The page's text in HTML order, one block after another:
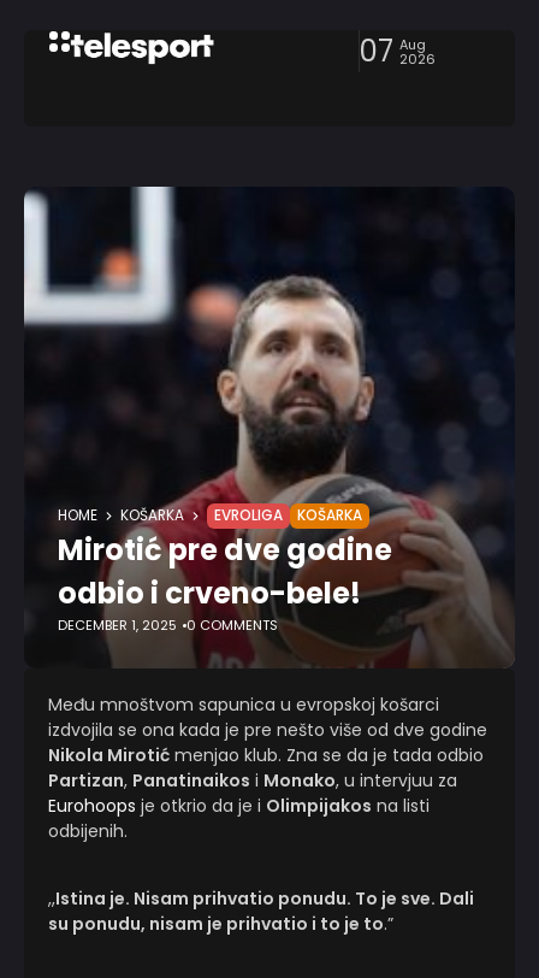
07 Aug
2026
HOME KOŠARKA EVROLIGA KOŠARKA
Mirotić pre dve godine
odbio i crveno-bele!
DECEMBER 1, 2025 0 COMMENTS
Među mnoštvom sapunica u evropskoj košarci
izdvojila se ona kada je pre nešto više od dve godine
Nikola Mirotić menjao klub. Zna se da je tada odbio
Partizan, Panatinaikos i Monako, u intervjuu za
Eurohoops je otkrio da je i Olimpijakos na listi
odbijenih.
,,Istina je. Nisam prihvatio ponudu. To je sve. Dali
su ponudu, nisam je prihvatio i to je to.”